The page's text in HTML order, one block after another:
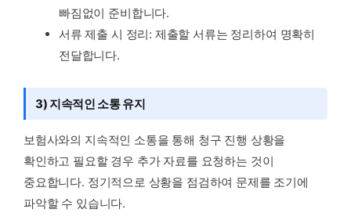
빠짐없이 준비합니다.
서류 제출 시 정리: 제출할 서류는 정리하여 명확히
전달합니다.
3) 지속적인 소통 유지
보험사와의 지속적인 소통을 통해 청구 진행 상황을
확인하고 필요할 경우 추가 자료를 요청하는 것이
중요합니다. 정기적으로 상황을 점검하여 문제를 조기에
파악할 수 있습니다.